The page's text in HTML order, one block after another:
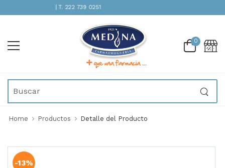
INMEDIATA | T. 222 739 0251
0
Home Productos Detalle del Producto
-13%